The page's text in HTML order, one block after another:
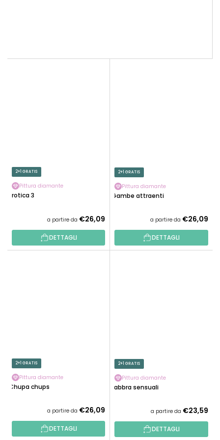
2+1 GRATIS
Pittura diamante
Erotica 3
a partire da €26,09
DETTAGLI
2+1 GRATIS
Pittura diamante
Gambe attraenti
a partire da €26,09
DETTAGLI
2+1 GRATIS
Pittura diamante
Chupa chups
a partire da €26,09
DETTAGLI
2+1 GRATIS
Pittura diamante
Labbra sensuali
a partire da €23,59
DETTAGLI